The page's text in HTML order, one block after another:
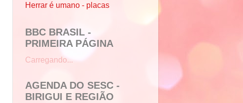
Herrar é umano - placas
BBC BRASIL -
PRIMEIRA PÁGINA
Carregando...
AGENDA DO SESC -
BIRIGUI E REGIÃO